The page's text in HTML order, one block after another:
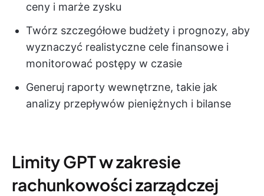
ceny i marże zysku
Twórz szczegółowe budżety i prognozy, aby
wyznaczyć realistyczne cele finansowe i
monitorować postępy w czasie
Generuj raporty wewnętrzne, takie jak
analizy przepływów pieniężnych i bilanse
Limity GPT w zakresie
rachunkowości zarządczej